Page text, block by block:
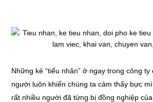
Những kẻ “tiểu nhân” ở ngay trong công
người luôn khiến chúng ta cảm thấy bực
rất nhiều người đã từng bị đồng nghiệp